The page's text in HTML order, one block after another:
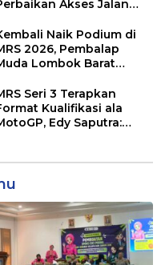
Akses Jalan
KEK Mandalika
Naik Podium di
2026, Pembalap
Lombok Barat
Tingkat Asia
Seri 3 Terapkan
Kualifikasi ala
Edy Saputra: